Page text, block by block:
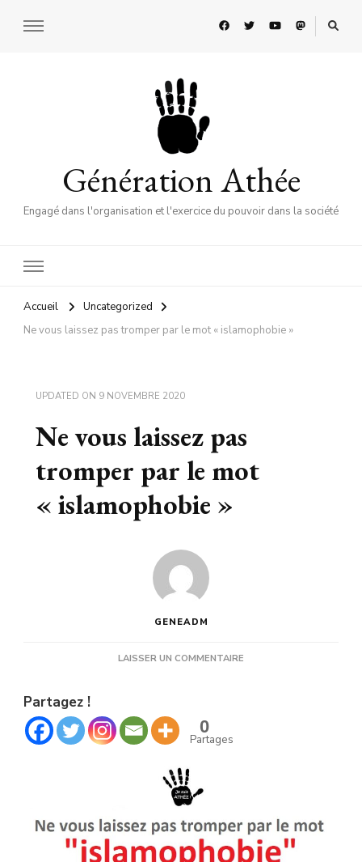
Génération Athée
Engagé dans l'organisation et l'exercice du pouvoir dans la société
Accueil
Uncategorized
Ne vous laissez pas tromper par le mot « islamophobie »
UPDATED ON 9 NOVEMBRE 2020
Ne vous laissez pas
tromper par le mot
« islamophobie »
GENEADM
LAISSER UN COMMENTAIRE
Partagez !
0
Partages